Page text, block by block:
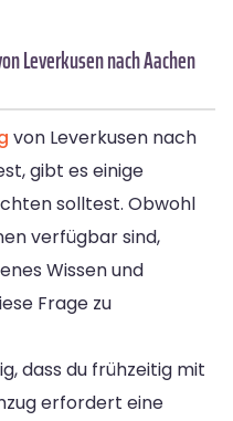
Leverkusen nach Aachen
von Leverkusen nach
gibt es einige
solltest. Obwohl
verfügbar sind,
Wissen und
Frage zu
dass du frühzeitig mit
erfordert eine